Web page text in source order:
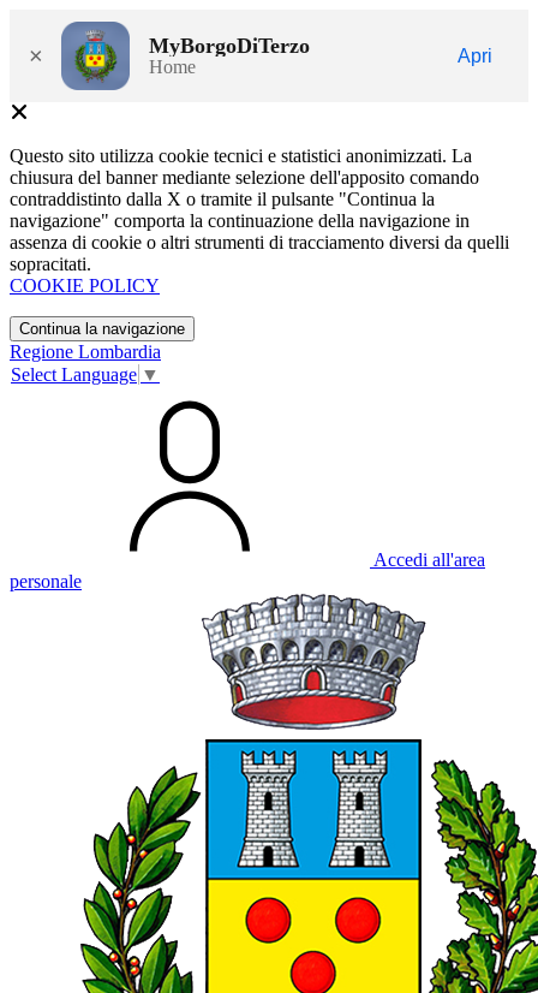
× MyBorgoDiTerzo
Home
Apri
Questo sito utilizza cookie tecnici e statistici anonimizzati. La
chiusura del banner mediante selezione dell'apposito comando
contraddistinto dalla X o tramite il pulsante "Continua la
navigazione" comporta la continuazione della navigazione in
assenza di cookie o altri strumenti di tracciamento diversi da quelli
sopracitati.
COOKIE POLICY
Continua la navigazione
Regione Lombardia
Select Language ▼
Accedi all'area
personale